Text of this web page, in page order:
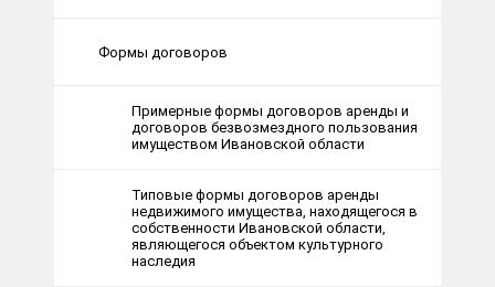
Формы договоров
Примерные формы договоров аренды и
договоров безвозмездного пользования
имуществом Ивановской области
Типовые формы договоров аренды
недвижимого имущества, находящегося в
собственности Ивановской области,
являющегося объектом культурного
наследия